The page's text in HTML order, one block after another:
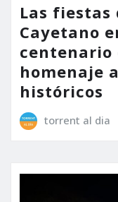
Las fiestas
Cayetano
centenario
homenaje
históricos
torrent al dia